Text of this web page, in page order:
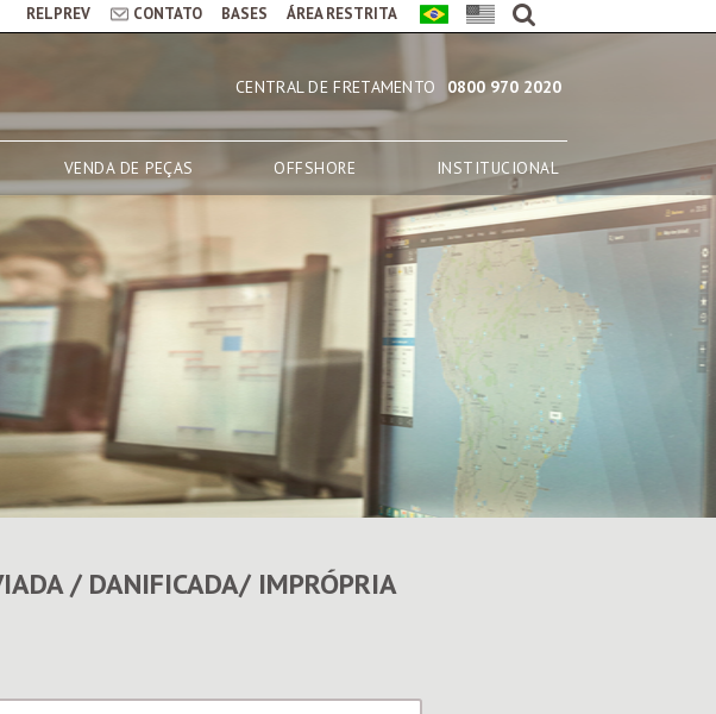
RELPREV CONTATO BASES ÁREA RESTRITA
0800 970 2020
CENTRAL DE FRETAMENTO
VENDA DE PEÇAS OFFSHORE INSTITUCIONAL
/ DANIFICADA/ IMPRÓPRIA